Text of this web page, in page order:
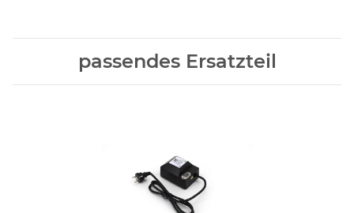
passendes Ersatzteil